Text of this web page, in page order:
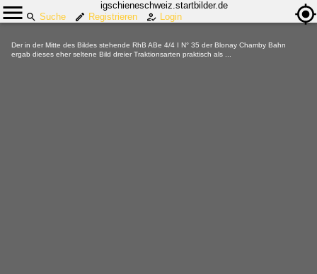
igschieneschweiz.startbilder.de
Suche
Registrieren Login
Der in der Mitte des Bildes stehende RhB ABe 4/4 I N° 35 der Blonay Chamby Bahn
ergab dieses eher seltene Bild dreier Traktionsarten praktisch als ...